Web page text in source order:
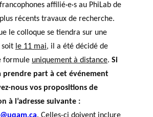
affilié·e·s au PhiLab de
récents travaux de recherche.
le colloque se tiendra sur une
soit le 11 mai, il a été décidé de
formule uniquement à distance. Si
prendre part à cet événement
nous vos propositions de
à l’adresse suivante :